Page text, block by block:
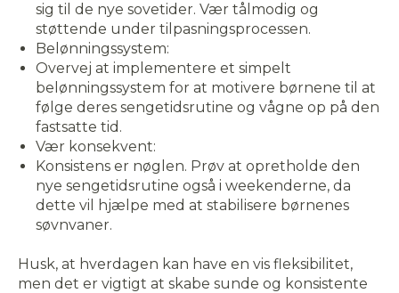
Afvis
sig til de nye sovetider. Vær tålmodig og
støttende under tilpasningsprocessen.
Belønningssystem:
Overvej at implementere et simpelt
belønningssystem for at motivere børnene til at
følge deres sengetidsrutine og vågne op på den
fastsatte tid.
Vær konsekvent:
Konsistens er nøglen. Prøv at opretholde den
nye sengetidsrutine også i weekenderne, da
dette vil hjælpe med at stabilisere børnenes
søvnvaner.
Husk, at hverdagen kan have en vis fleksibilitet,
men det er vigtigt at skabe sunde og konsistente